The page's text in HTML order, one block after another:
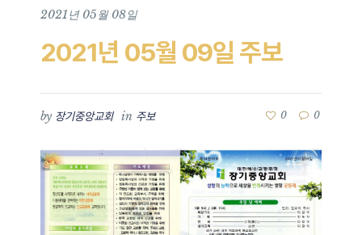
2021년 05월 08일
2021년 05월 09일 주보
by 장기중앙교회 in 주보 0 0